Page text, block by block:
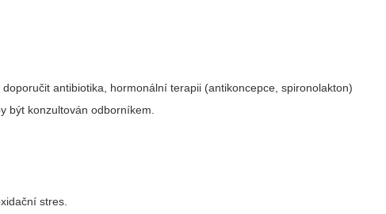
antibiotika, hormonální terapii (antikoncepce, spironolakton)
být konzultován odborníkem.
stres.